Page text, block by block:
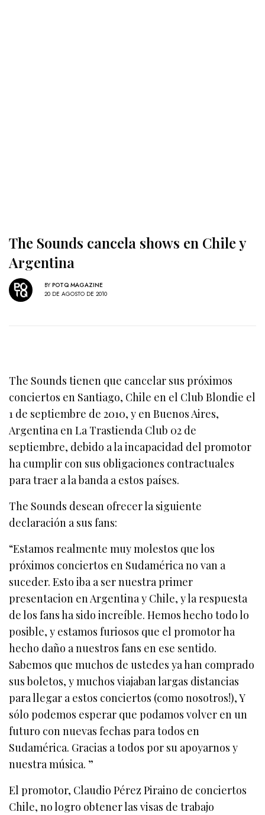
The Sounds cancela shows en Chile y
Argentina
BY POTQ MAGAZINE
20 DE AGOSTO DE 2010
The Sounds tienen que cancelar sus próximos
conciertos en Santiago, Chile en el Club Blondie el
1 de septiembre de 2010, y en Buenos Aires,
Argentina en La Trastienda Club 02 de
septiembre, debido a la incapacidad del promotor
ha cumplir con sus obligaciones contractuales
para traer a la banda a estos países.
The Sounds desean ofrecer la siguiente
declaración a sus fans:
“Estamos realmente muy molestos que los
próximos conciertos en Sudamérica no van a
suceder. Esto iba a ser nuestra primer
presentacion en Argentina y Chile, y la respuesta
de los fans ha sido increíble. Hemos hecho todo lo
posible, y estamos furiosos que el promotor ha
hecho daño a nuestros fans en ese sentido.
Sabemos que muchos de ustedes ya han comprado
sus boletos, y muchos viajaban largas distancias
para llegar a estos conciertos (como nosotros!), Y
sólo podemos esperar que podamos volver en un
futuro con nuevas fechas para todos en
Sudamérica. Gracias a todos por su apoyarnos y
nuestra música. ”
El promotor, Claudio Pérez Piraino de conciertos
Chile, no logro obtener las visas de trabajo